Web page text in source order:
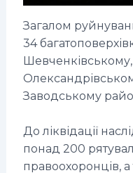
Загалом
34
Заводському
До ліквідації
понад 200
правоохоронців,